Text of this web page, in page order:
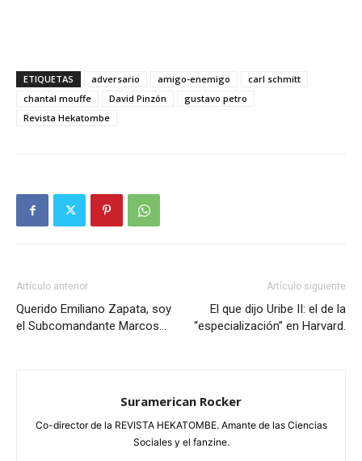
ETIQUETAS adversario amigo-enemigo
carl schmitt
chantal mouffe
David Pinzón
gustavo petro
Revista Hekatombe
Artículo anterior
Querido Emiliano Zapata, soy
el Subcomandante Marcos…
Artículo siguiente
El que dijo Uribe II: el de la
“especialización” en Harvard.
Suramerican Rocker
Co-director de la REVISTA HEKATOMBE. Amante de las Ciencias
Sociales y el fanzine.